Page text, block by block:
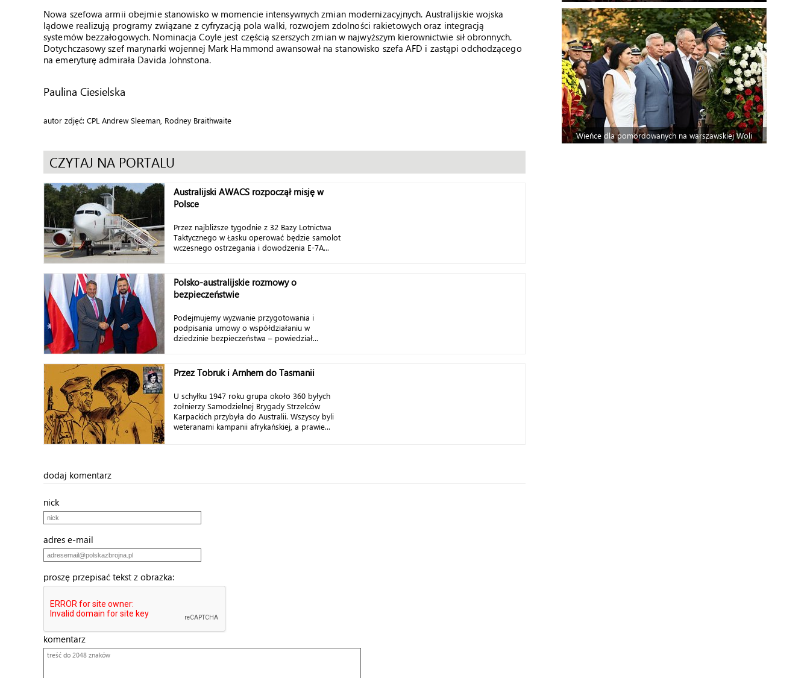
Nowa szefowa armii obejmie stanowisko w momencie intensywnych zmian modernizacyjnych. Australijskie wojska
lądowe realizują programy związane z cyfryzacją pola walki, rozwojem zdolności rakietowych oraz integracją
systemów bezzałogowych. Nominacja Coyle jest częścią szerszych zmian w najwyższym kierownictwie sił obronnych.
Dotychczasowy szef marynarki wojennej Mark Hammond awansował na stanowisko szefa AFD i zastąpi odchodzącego
na emeryturę admirała Davida Johnstona.
Paulina Ciesielska
autor zdjęć: CPL Andrew Sleeman, Rodney Braithwaite
CZYTAJ NA PORTALU
Australijski AWACS rozpoczął misję w
Polsce
Przez najbliższe tygodnie z 32 Bazy Lotnictwa
Taktycznego w Łasku operować będzie samolot
wczesnego ostrzegania i dowodzenia E-7A...
Polsko-australijskie rozmowy o
bezpieczeństwie
Podejmujemy wyzwanie przygotowania i
podpisania umowy o współdziałaniu w
dziedzinie bezpieczeństwa – powiedział...
Przez Tobruk i Arnhem do Tasmanii
U schyłku 1947 roku grupa około 360 byłych
żołnierzy Samodzielnej Brygady Strzelców
Karpackich przybyła do Australii. Wszyscy byli
weteranami kampanii afrykańskiej, a prawie...
dodaj komentarz
nick
adres e-mail
proszę przepisać tekst z obrazka:
komentarz
Wieńce dla pomordowanych na warszawskiej Woli